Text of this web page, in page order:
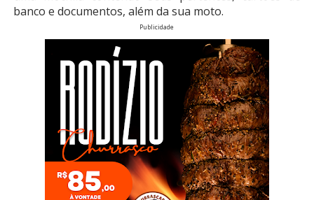
banco e documentos, além da sua moto.
Publicidade